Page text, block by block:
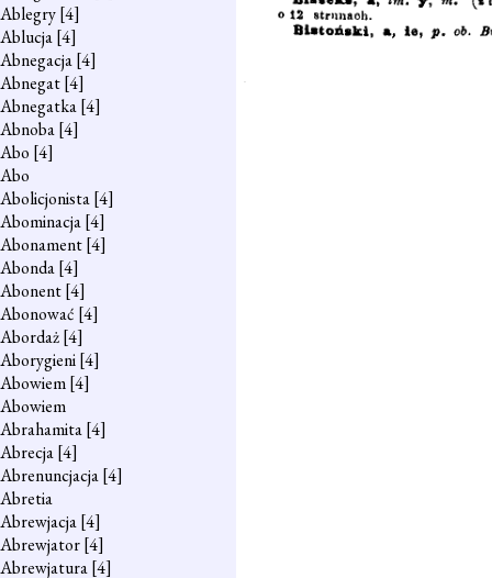
Ablegry[4]
Ablucja[4]
Abnegacja[4]
Abnegat[4]
Abnegatka[4]
Abnoba[4]
Abo [4]
Abo
Abolicjonista[4]
Abominacja[4]
Abonament[4]
Abonda[4]
Abonent[4]
Abonować [4]
Abordaż[4]
Aborygieni[4]
Abowiem[4]
Abowiem
Abrahamita[4]
Abrecja[4]
Abrenuncjacja[4]
Abretia
Abrewjacja[4]
Abrewjator[4]
Abrewjatura[4]